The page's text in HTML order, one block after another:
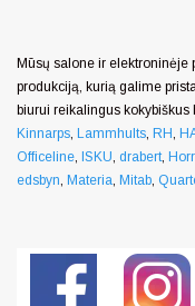
Mūsų salone ir elektroninėje
produkciją, kurią galime
biurui reikalingus
Kinnarps, Lammhults, RH,
Officeline, ISKU, drabert,
edsbyn, Materia, Mitab,